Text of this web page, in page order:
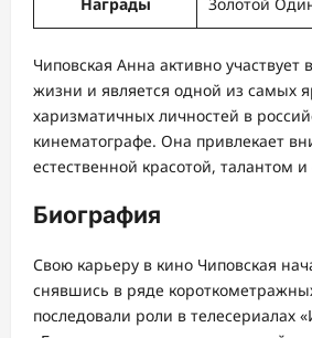
Чиповская Анна активно участвует
жизни и является одной из самых
харизматичных личностей в
кинематографе. Она привлекает
естественной красотой, талантом
Биография
Свою карьеру в кино Чиповская
снявшись в ряде
последовали роли в телесериалах